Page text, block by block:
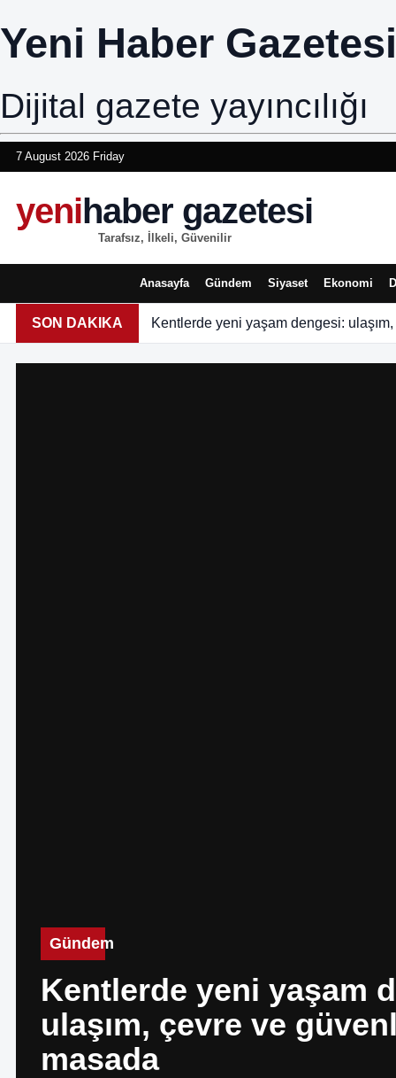
Yeni Haber Gazetesi
Dijital gazete yayıncılığı
7 August 2026 Friday
yenihaber gazetesi
Tarafsız, İlkeli, Güvenilir
Anasayfa Gündem Siyaset Ekonomi
SON DAKIKA Kentlerde yeni yaşam dengesi:
Gündem
Kentlerde yeni yaşam
ulaşım, çevre ve
masada